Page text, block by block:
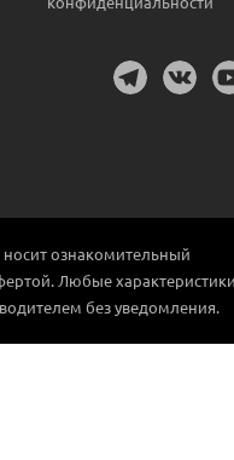
носит ознакомительный
Любые
без уведомления.